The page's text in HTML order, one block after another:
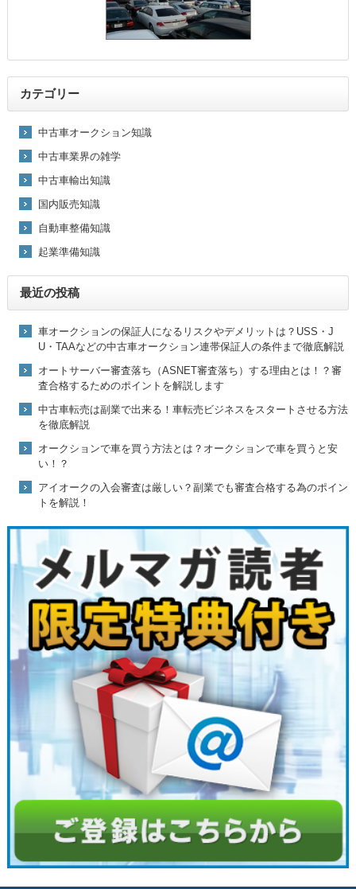
カテゴリー
中古車オークション知識
中古車業界の雑学
中古車輸出知識
国内販売知識
自動車整備知識
起業準備知識
最近の投稿
車オークションの保証人になるリスクやデメリットは？USS・J
U・TAAなどの中古車オークション連帯保証人の条件まで徹底解説
オートサーバー審査落ち（ASNET審査落ち）する理由とは！？審
査合格するためのポイントを解説します
中古車転売は副業で出来る！車転売ビジネスをスタートさせる方法
を徹底解説
オークションで車を買う方法とは？オークションで車を買うと安
い！？
アイオークの入会審査は厳しい？副業でも審査合格する為のポイン
トを解説！